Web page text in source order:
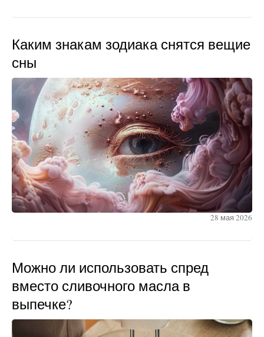
Каким знакам зодиака снятся вещие
сны
28 мая 2026
Можно ли использовать спред
вместо сливочного масла в
выпечке?